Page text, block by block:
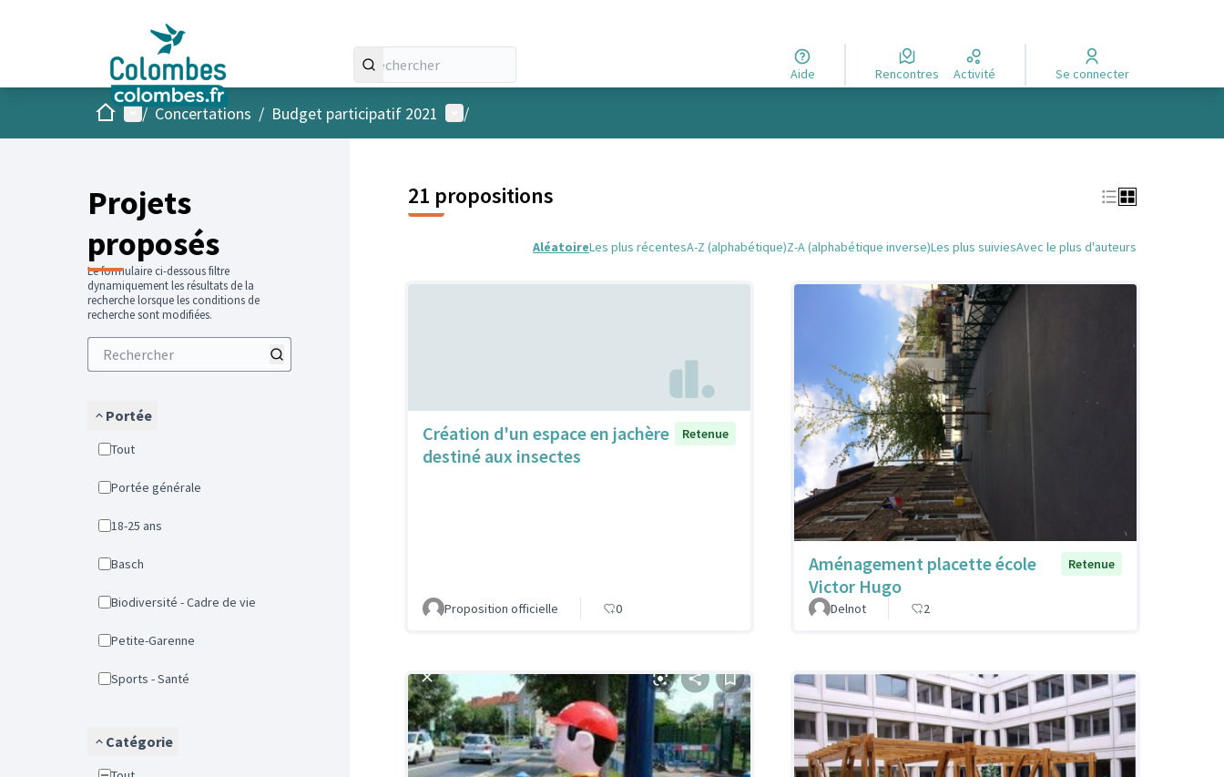
Aide Rencontres Activité Se connecter
AccueilMenu principal
/ Concertations / Budget participatif 2021 Menu utilisateur
/
Projets
proposés
Le formulaire ci-dessous filtre
dynamiquement les résultats de la
recherche lorsque les conditions de
recherche sont modifiées.
Portée
Tout
Portée générale
18-25 ans
Basch
Biodiversité - Cadre de vie
Petite-Garenne
Sports - Santé
Catégorie
21 propositions
AléatoireLes plus récentesA-Z (alphabétique)Z-A (alphabétique inverse)Les plus suiviesAvec le plus d'auteurs
Création d'un espace en jachère
destiné aux insectes
Retenue
Proposition officielle 0
Aménagement placette école
Victor Hugo
Retenue
Delnot 2